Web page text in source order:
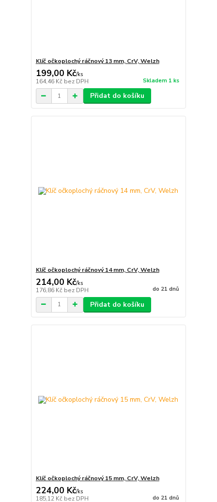
Klíč očkoplochý ráčnový 13 mm, CrV, Welzh
199,00 Kč/ks
164,46 Kč bez DPH Skladem 1 ks
Přidat do košíku
Klíč očkoplochý ráčnový 14 mm, CrV, Welzh
214,00 Kč/ks
176,86 Kč bez DPH do 21 dnů
Přidat do košíku
Klíč očkoplochý ráčnový 15 mm, CrV, Welzh
224,00 Kč/ks
185,12 Kč bez DPH do 21 dnů